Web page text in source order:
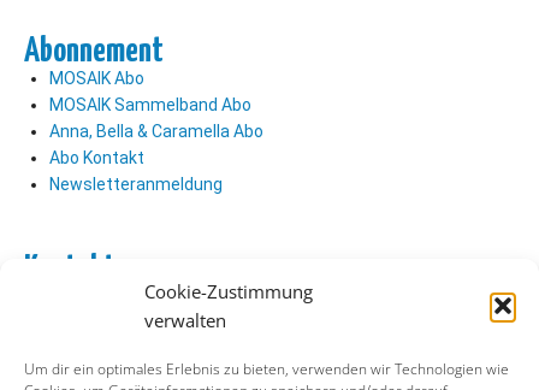
Cookie-Zustimmung
verwalten
Um dir ein optimales Erlebnis zu bieten, verwenden wir Technologien wie
Abonnement
MOSAIK Abo
MOSAIK Sammelband Abo
Anna, Bella & Caramella Abo
Abo Kontakt
Newsletteranmeldung
Kontakt
Verlag Kontakt